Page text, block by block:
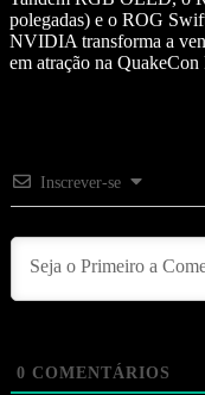
polegadas) e o ROG
NVIDIA transforma a
em atração na
Inscrever-se
0 COMENTÁRIOS